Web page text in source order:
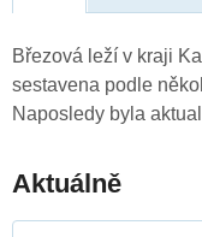
Březová leží v kraji
sestavena podle
Naposledy byla
Aktuálně